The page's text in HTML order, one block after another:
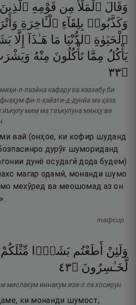
وَقَالَ ٱلْمَلَأُ مِن قَوْمِهِ ٱلَّذِينَ
وَكَذَّبُوا۟ بِلِقَآءِ ٱلْـَٔاخِرَةِ
ٱلْحَيَوٰةِ ٱلدُّنْيَا مَا هَـٰذَآ إِلَّا
يَأْكُلُ مِمَّا تَأْكُلُونَ مِنْهُ
۝٣٣
л-лазӣна кафару ва каззабу би
фи-л-ҳайати-д-дунйа ма ҳаза
мим ма таъкулуна минҳу ва
вай (онҳое, ки кофир шуданд
дурӯғ шумориданд
дунё осудагӣ дода будем)
магар одамӣ, монанди шумо
мехӯред ва меошомад аз он
тафсир
وَلَئِنْ أَطَعْتُم بَشَرًۭا مِّثْلَكُمْ
لَّخَـٰسِرُونَ ۝٣٤
мислакум иннакум иза-л ла хосирун.
ки монанди шумост,